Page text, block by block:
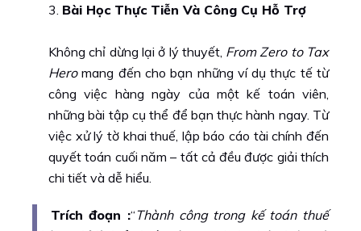
Bài Học Thực Tiễn Và Công Cụ Hỗ Trợ
Không chỉ dừng lại ở lý thuyết, From Zero to Tax
Heromang đến cho bạn những ví dụ thực tế từ
công việc hàng ngày của một kế toán viên,
những bài tập cụ thể để bạn thực hành ngay. Từ
việc xử lý tờ khai thuế, lập báo cáo tài chính đến
quyết toán cuối năm – tất cả đều được giải thích
chi tiết và dễ hiểu.
Trích đoạn :“Thành công trong kế toán thuế